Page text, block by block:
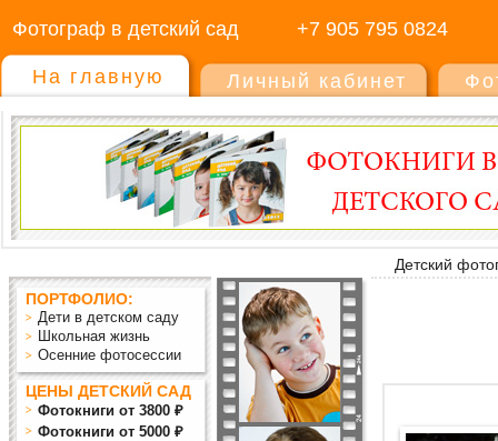
Фотограф в детский сад +7 905 795 0824
На главную Личный кабинет
Детский
ПОРТФОЛИО:
Дети в детском саду
Школьная жизнь
Осенние фотосессии
ЦЕНЫ ДЕТСКИЙ САД
Фотокниги от 3800 ₽
Фотокниги от 5000 ₽